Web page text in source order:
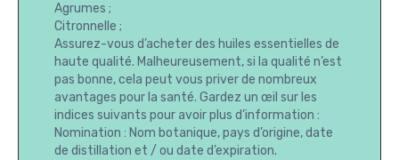
Agrumes ;
Citronnelle ;
Assurez-vous d’acheter des huiles essentielles de
haute qualité. Malheureusement, si la qualité n’est
pas bonne, cela peut vous priver de nombreux
avantages pour la santé. Gardez un œil sur les
indices suivants pour avoir plus d’information :
Nomination : Nom botanique, pays d’origine, date
de distillation et / ou date d’expiration.